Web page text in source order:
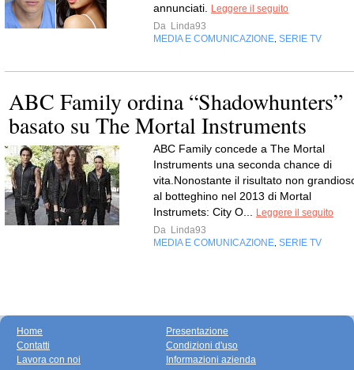
annunciati.
Leggere il seguito
Da Linda93
MEDIA E COMUNICAZIONE SERIE TV
ABC Family ordina “Shadowhunters”
basato su The Mortal Instruments
ABC Family concede a The Mortal
Instruments una seconda chance di
vita.Nonostante il risultato non
al botteghino nel 2013 di Mortal
Instrumets: City O...
Leggere il seguito
Da Linda93
MEDIA E COMUNICAZIONE SERIE TV
Home
Contatti
Lavora con noi
Presentazione
Condizioni d'uso
Informazioni azienda